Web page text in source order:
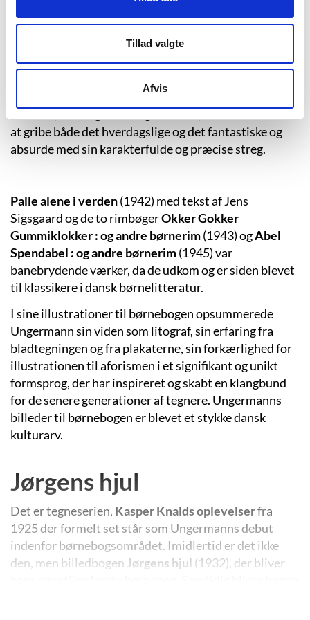
Tillad valgte
Afvis
hvor Ungermann står som den ene af
ophavsmændene til det moderne gennembrud i den
danske billedbog. Det var i begyndelsen af 1940’erne,
dagsorden for billedbogen. Hvor Egon Mathiesen var
at gribe både det hverdagslige og det fantastiske og
absurde med sin karakterfulde og præcise streg.
Palle alene i verden(1942) med tekst af Jens
Sigsgaard og de to rimbøgerOkker Gokker
Gummiklokker : og andre børnerim(1943) ogAbel
Spendabel : og andre børnerim(1945) var
banebrydende værker, da de udkom og er siden blevet
til klassikere i dansk børnelitteratur.
I sine illustrationer til børnebogen opsummerede
Ungermann sin viden som litograf, sin erfaring fra
bladtegningen og fra plakaterne, sin forkærlighed for
illustrationen til aforismen i et signifikant og unikt
formsprog, der har inspireret og skabt en klangbund
for de senere generationer af tegnere. Ungermanns
billeder til børnebogen er blevet et stykke dansk
kulturarv.
Jørgens hjul
Det er tegneserien, Kasper Knalds oplevelserfra
1925 der formelt set står som Ungermanns debut
indenfor børnebogsområdet. Imidlertid er det ikke
den, men billedbogen Jørgens hjul (1932), der bliver